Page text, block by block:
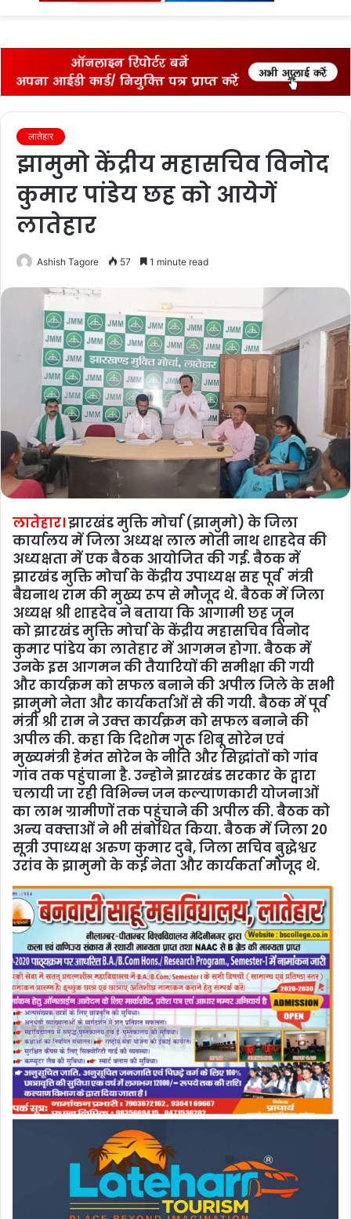
लातेहार
झामुमो केंद्रीय महासचिव विनोद
कुमार पांडेय छह को आयेगें
लातेहार
Ashish Tagore 57 1 minute read
लातेहार।झारखंड मुक्ति मोर्चा (झामुमो) के जिला
कार्यालय में जिला अध्यक्ष लाल मोती नाथ शाहदेव की
अध्यक्षता में एक बैठक आयोजित की गई. बैठक में
झारखंड मुक्ति मोर्चा के केंद्रीय उपाध्यक्ष सह पूर्व मंत्री
बैद्यनाथ राम की मुख्‍य रूप से मौजूद थे. बैठक में जिला
अध्‍यक्ष श्री शाहदेव ने बताया कि आगामी छह जून
को झारखंड मुक्ति मोर्चा के केंद्रीय महासचिव विनोद
कुमार पांडेय का लातेहार में आगमन होगा. बैठक में
उनके इस आगमन की तैयारियों की समीक्षा की गयी
और कार्यक्रम को सफल बनाने की अपील जिले के सभी
झामुमो नेता और कार्यकर्ताओं से की गयी. बैठक में पूर्व
मंत्री श्री राम ने उक्‍त कार्यक्रम को सफल बनाने की
अपील की. कहा कि दिशोम गुरू शिबू सोरेन एवं
मुख्‍यमंत्री हेमंत सोरेन के नीति और सिद्धांतों को गांव
गांव तक पहुंचाना है. उन्‍होने झारखंड सरकार के द्वारा
चलायी जा रही विभिन्‍न जन कल्‍याणकारी योजनाओं
का लाभ ग्रामीणों तक पहुंचाने की अपील की. बैठक को
अन्‍य वक्‍ताओं ने भी संबोधित किया. बैठक में जिला 20
सूत्री उपाध्यक्ष अरुण कुमार दुबे, जिला सचिव बुद्धेश्वर
उरांव के झामुमो के कई नेता और कार्यकर्ता मौजूद थे.